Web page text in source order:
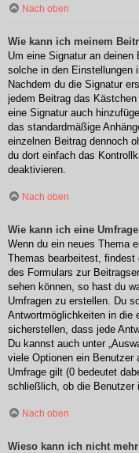
Nach oben
Wie kann ich meinem
Um eine Signatur an
solche in den Einstellungen
Nachdem du die Signatur
jedem Beitrag das Kästchen
eine Signatur auch
das standardmäßige
einzelnen Beitrag dennoch
du dort einfach das
deaktivieren.
Nach oben
Wie kann ich eine
Wenn du ein neues Thema
Themas bearbeitest, findest
des Formulars zur
sehen können, so hast du
Umfragen zu erstellen. Du
Antwortmöglichkeiten in die
sicherstellen, dass jede
Du kannst auch unter
viele Optionen ein Benutzer
Umfrage gilt (0 bedeutet
schließlich, ob die Benutzer
Nach oben
Wieso kann ich nicht